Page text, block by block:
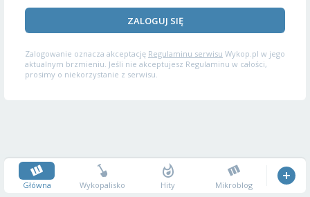
ZALOGUJ SIĘ
Zalogowanie oznacza akceptację Regulaminu serwisu Wykop.pl w jego
aktualnym brzmieniu. Jeśli nie akceptujesz Regulaminu w całości,
prosimy o niekorzystanie z serwisu.
Główna Wykopalisko Hity Mikroblog